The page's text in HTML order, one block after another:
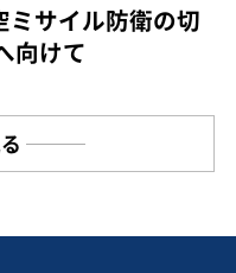
ミサイル防衛の切
向けて